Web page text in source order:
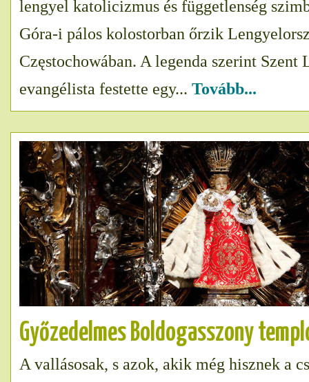
lengyel katolicizmus és függetlenség
Góra-i pálos kolostorban őrzik
Częstochowában. A legenda szerint Szent
evangélista festette egy... Tovább...
Győzedelmes Boldogasszony
A vallásosak, s azok, akik még hisznek a